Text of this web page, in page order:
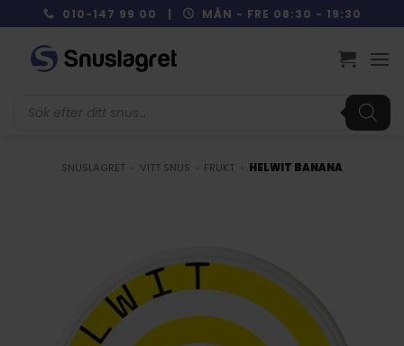
to
content
010-147 99 00 | MÅN - FRE 08:30 - 19:30
SNUSLAGRET VITT SNUS FRUKT HELWIT BANANA